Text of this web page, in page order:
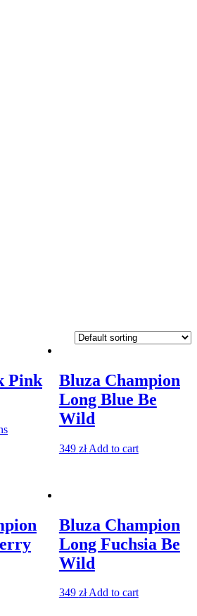
Pink
Bluza Champion
Long Blue Be
Wild
349 zł Add to cart
Bluza Champion
Long Fuchsia Be
Wild
349 złAdd to cart